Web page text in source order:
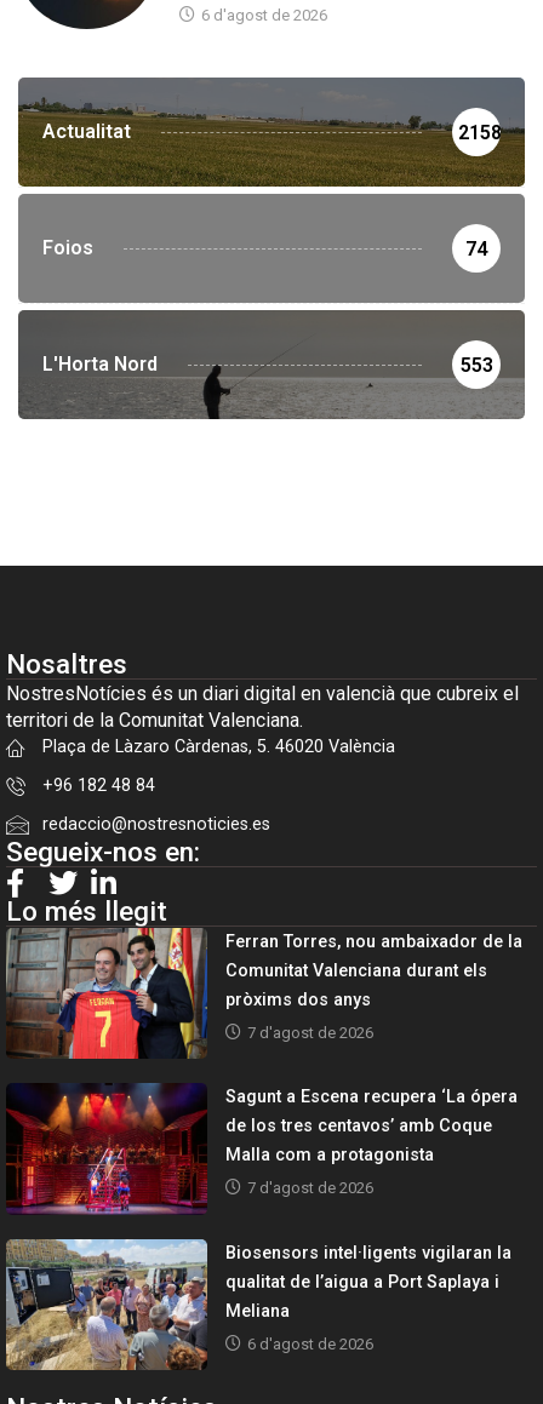
6 d'agost de 2026
Actualitat 2158
Foios 74
L'Horta Nord 553
Nosaltres
NostresNotícies és un diari digital en valencià que cubreix el
territori de la Comunitat Valenciana.
Plaça de Làzaro Càrdenas, 5. 46020 València
+96 182 48 84
redaccio@nostresnoticies.es
Segueix-nos en:
Lo més llegit
Ferran Torres, nou ambaixador de la
Comunitat Valenciana durant els
pròxims dos anys
7 d'agost de 2026
Sagunt a Escena recupera ‘La ópera
de los tres centavos’ amb Coque
Malla com a protagonista
7 d'agost de 2026
Biosensors intel·ligents vigilaran la
qualitat de l’aigua a Port Saplaya i
Meliana
6 d'agost de 2026